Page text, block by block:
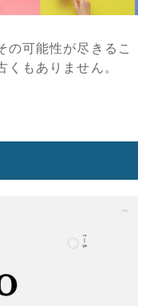
の可能性が尽きるこ
くもありません。